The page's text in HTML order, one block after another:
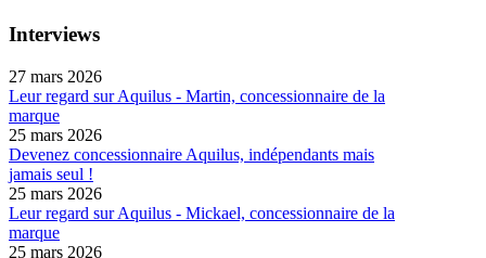
Interviews
27 mars 2026
Leur regard sur Aquilus - Martin, concessionnaire de la
marque
25 mars 2026
Devenez concessionnaire Aquilus, indépendants mais
jamais seul !
25 mars 2026
Leur regard sur Aquilus - Mickael, concessionnaire de la
marque
25 mars 2026